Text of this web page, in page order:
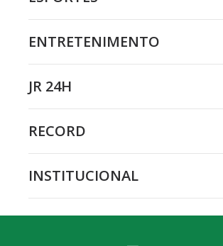
ENTRETENIMENTO
JR 24H
RECORD
INSTITUCIONAL